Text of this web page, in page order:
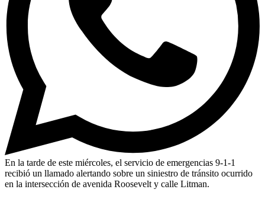
En la tarde de este miércoles, el servicio de emergencias 9-1-1
recibió un llamado alertando sobre un siniestro de tránsito ocurrido
en la intersección de avenida Roosevelt y calle Litman.